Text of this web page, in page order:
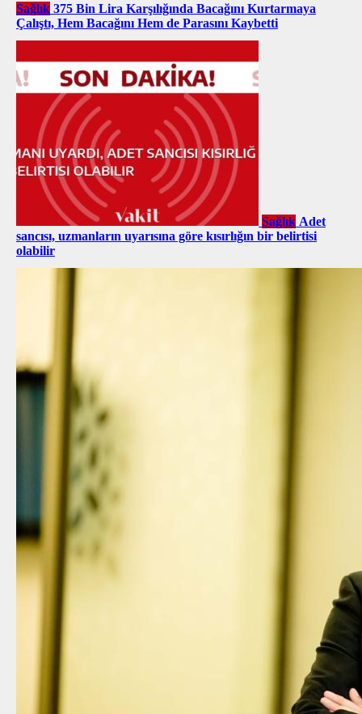
Sağlık 375 Bin Lira Karşılığında Bacağını Kurtarmaya
Çalıştı, Hem Bacağını Hem de Parasını Kaybetti
Sağlık Adet
sancısı, uzmanların uyarısına göre kısırlığın bir belirtisi
olabilir